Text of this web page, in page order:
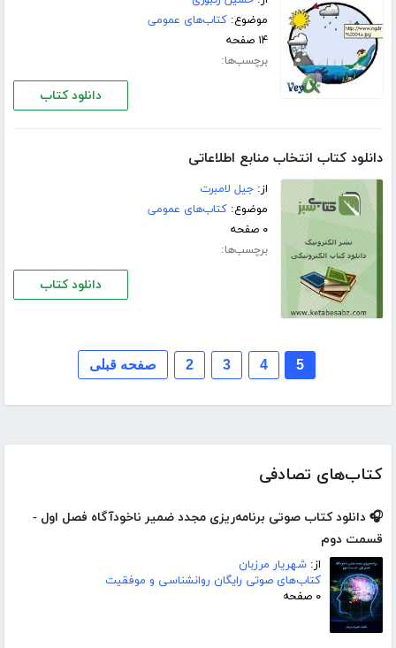
کتاب‌های تصادفی
🎧 دانلود کتاب صوتی برنامه‌ریزی مجدد ضمیر ناخودآگاه فصل اول -
قسمت دوم
از: شهریار مرزبان
کتاب‌های صوتی رایگان روانشناسی و موفقیت
۰ صفحه
موضوع:کتاب‌های عمومی
۱۴ صفحه
برچسب‌ها:
دانلود کتاب
دانلود کتاب انتخاب منابع اطلاعاتی
از:جیل لامبرت
موضوع:کتاب‌های عمومی
۰ صفحه
برچسب‌ها:
دانلود کتاب
صفحه قبلی 2 3 4 5